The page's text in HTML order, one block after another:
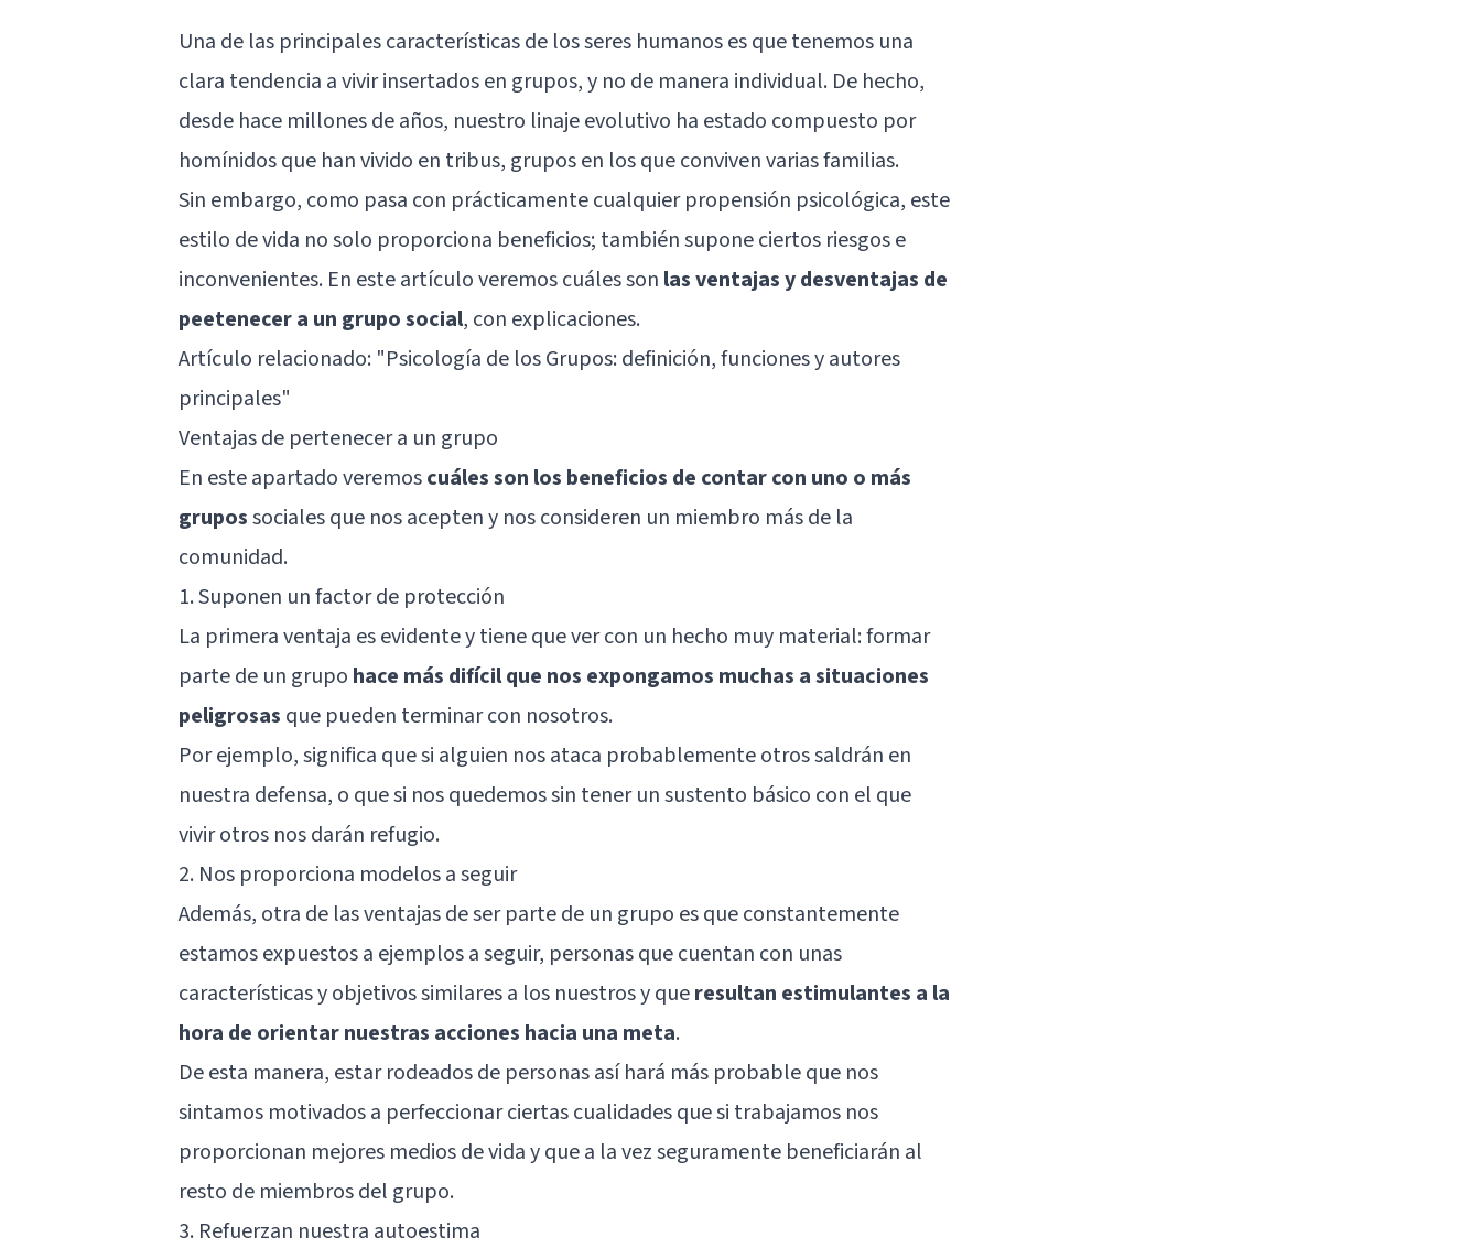
Una de las principales características de los seres humanos es que tenemos una
clara tendencia a vivir insertados en grupos, y no de manera individual. De hecho,
desde hace millones de años, nuestro linaje evolutivo ha estado compuesto por
homínidos que han vivido en tribus, grupos en los que conviven varias familias.
Sin embargo, como pasa con prácticamente cualquier propensión psicológica, este
estilo de vida no solo proporciona beneficios; también supone ciertos riesgos e
inconvenientes. En este artículo veremos cuáles son las ventajas y desventajas de
peetenecer a un grupo social, con explicaciones.
Artículo relacionado: "Psicología de los Grupos: definición, funciones y autores
principales"
Ventajas de pertenecer a un grupo
En este apartado veremoscuáles son los beneficios de contar con uno o más
grupossociales que nos acepten y nos consideren un miembro más de la
comunidad.
1. Suponen un factor de protección
La primera ventaja es evidente y tiene que ver con un hecho muy material: formar
parte de un grupo hace más difícil que nos expongamos muchas a situaciones
peligrosas que pueden terminar con nosotros.
Por ejemplo, significa que si alguien nos ataca probablemente otros saldrán en
nuestra defensa, o que si nos quedemos sin tener un sustento básico con el que
vivir otros nos darán refugio.
2. Nos proporciona modelos a seguir
Además, otra de las ventajas de ser parte de un grupo es que constantemente
estamos expuestos a ejemplos a seguir, personas que cuentan con unas
características y objetivos similares a los nuestros y queresultan estimulantes a la
hora de orientar nuestras acciones hacia una meta.
De esta manera, estar rodeados de personas así hará más probable que nos
sintamos motivados a perfeccionar ciertas cualidades que si trabajamos nos
proporcionan mejores medios de vida y que a la vez seguramente beneficiarán al
resto de miembros del grupo.
3. Refuerzan nuestra autoestima